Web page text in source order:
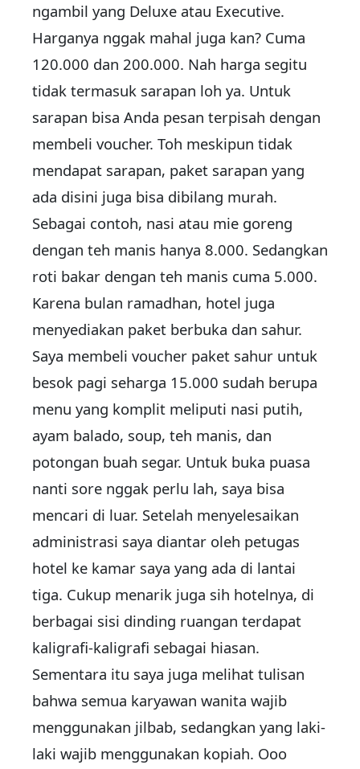
ngambil yang Deluxe atau Executive.
Harganya nggak mahal juga kan? Cuma
120.000 dan 200.000. Nah harga segitu
tidak termasuk sarapan loh ya. Untuk
sarapan bisa Anda pesan terpisah dengan
membeli voucher. Toh meskipun tidak
mendapat sarapan, paket sarapan yang
ada disini juga bisa dibilang murah.
Sebagai contoh, nasi atau mie goreng
dengan teh manis hanya 8.000. Sedangkan
roti bakar dengan teh manis cuma 5.000.
Karena bulan ramadhan, hotel juga
menyediakan paket berbuka dan sahur.
Saya membeli voucher paket sahur untuk
besok pagi seharga 15.000 sudah berupa
menu yang komplit meliputi nasi putih,
ayam balado, soup, teh manis, dan
potongan buah segar. Untuk buka puasa
nanti sore nggak perlu lah, saya bisa
mencari di luar. Setelah menyelesaikan
administrasi saya diantar oleh petugas
hotel ke kamar saya yang ada di lantai
tiga. Cukup menarik juga sih hotelnya, di
berbagai sisi dinding ruangan terdapat
kaligrafi-kaligrafi sebagai hiasan.
Sementara itu saya juga melihat tulisan
bahwa semua karyawan wanita wajib
menggunakan jilbab, sedangkan yang laki-
laki wajib menggunakan kopiah. Ooo